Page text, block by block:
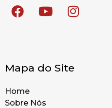
Mapa do Site
Home
Sobre Nós